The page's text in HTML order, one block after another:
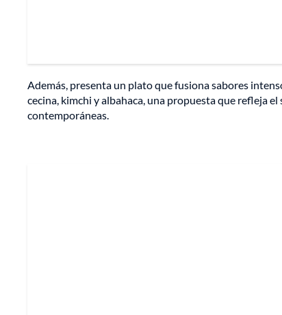
Además, presenta un plato que fusiona sabores
cecina, kimchi y albahaca, una propuesta que refleja
contemporáneas.